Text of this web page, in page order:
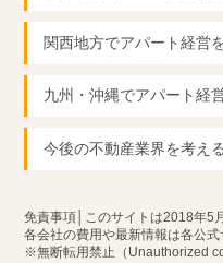
関西地方でアパート経営
九州・沖縄でアパート経
今後の不動産業界を考え
免責事項│このサイトは2018年5
各会社の費用や最新情報は各公式
※無断転用禁止（Unauthorized